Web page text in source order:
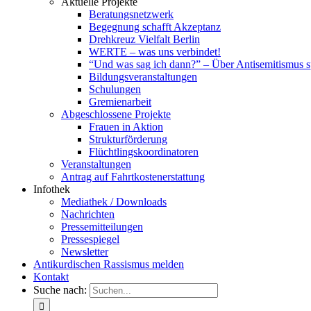
Beratungsnetzwerk
Begegnung schafft Akzeptanz
Drehkreuz Vielfalt Berlin
WERTE – was uns verbindet!
“Und was sag ich dann?” – Über Antisemitismus
Bildungsveranstaltungen
Schulungen
Gremienarbeit
Abgeschlossene Projekte
Frauen in Aktion
Strukturförderung
Flüchtlingskoordinatoren
Veranstaltungen
Antrag auf Fahrtkostenerstattung
Infothek
Mediathek / Downloads
Nachrichten
Pressemitteilungen
Pressespiegel
Newsletter
Antikurdischen Rassismus melden
Kontakt
Suche nach: